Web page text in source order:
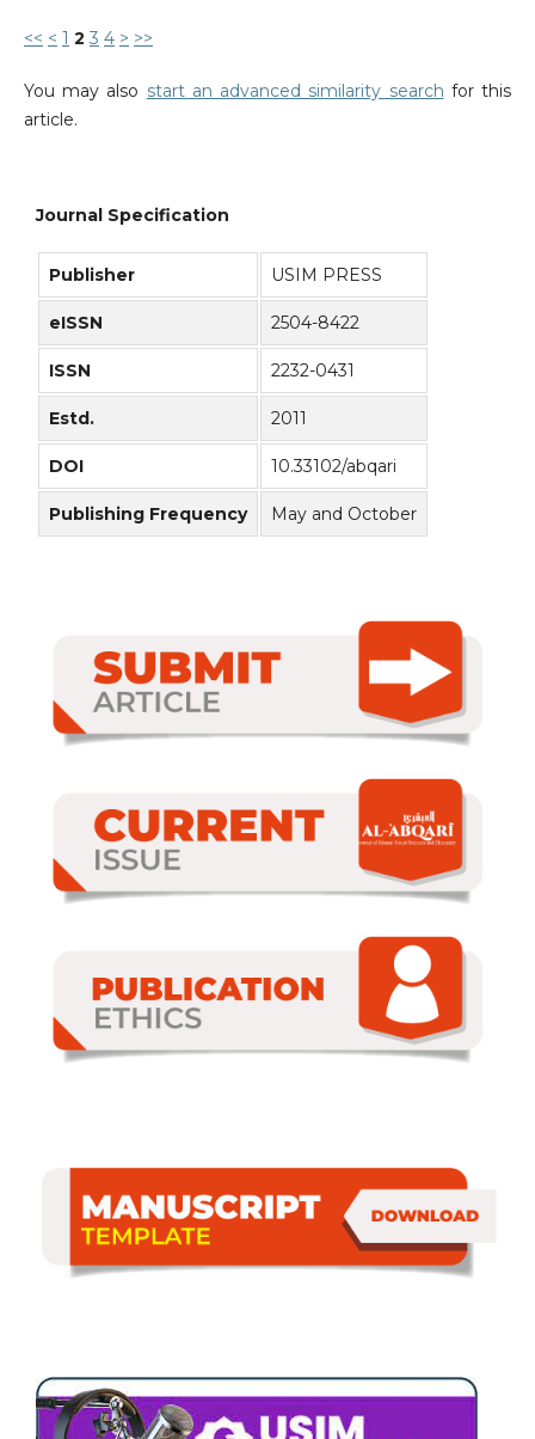
<< < 1 2 3 4 > >>
You may also start an advanced similarity search for this
article.
Journal Specification
Publisher USIM PRESS
eISSN 2504-8422
ISSN 2232-0431
Estd. 2011
DOI 10.33102/abqari
Publishing Frequency May and October